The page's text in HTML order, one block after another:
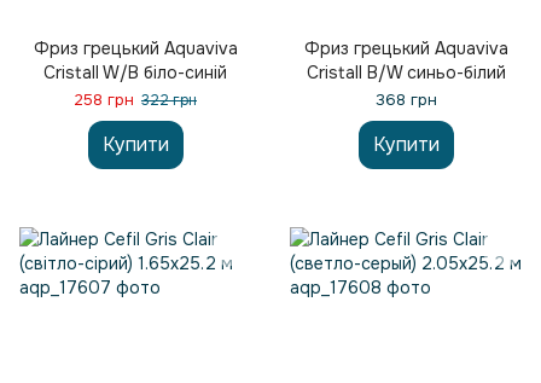
Фриз грецький Aquaviva
Cristall W/B біло-синій
258 грн 322 грн
Купити
Фриз грецький Aquaviva
Cristall B/W синьо-білий
368 грн
Купити